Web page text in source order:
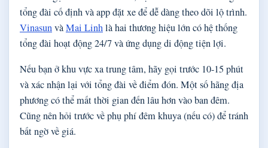
tổng đài cố định và app đặt xe để dễ dàng theo dõi lộ trình.
VinasunvàMai Linhlà hai thương hiệu lớn có hệ thống
tổng đài hoạt động 24/7 và ứng dụng di động tiện lợi.
Nếu bạn ở khu vực xa trung tâm, hãy gọi trước 10-15 phút
và xác nhận lại với tổng đài về điểm đón. Một số hãng địa
phương có thể mất thời gian đến lâu hơn vào ban đêm.
Cũng nên hỏi trước về phụ phí đêm khuya (nếu có) để tránh
bất ngờ về giá.